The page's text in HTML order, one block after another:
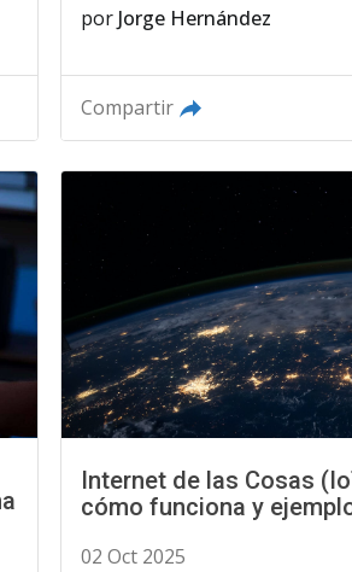
por Jorge Hernández
Compartir
Internet de las Cosas
cómo funciona y
02 Oct 2025